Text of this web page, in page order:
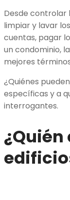
Desde controlar
limpiar y lavar
cuentas, pagar
un condominio,
mejores
¿Quiénes
específicas y a
interrogantes.